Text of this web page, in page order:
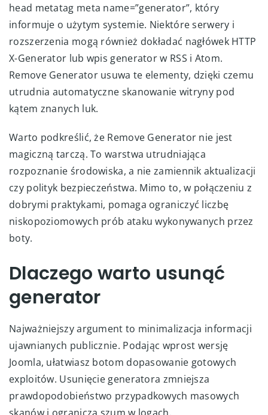
head metatag meta name=”generator”, który
informuje o użytym systemie. Niektóre serwery i
rozszerzenia mogą również dokładać nagłówek HTTP
X-Generator lub wpis generator w RSS i Atom.
Remove Generator usuwa te elementy, dzięki czemu
utrudnia automatyczne skanowanie witryny pod
kątem znanych luk.
Warto podkreślić, że Remove Generator nie jest
magiczną tarczą. To warstwa utrudniająca
rozpoznanie środowiska, a nie zamiennik aktualizacji
czy polityk bezpieczeństwa. Mimo to, w połączeniu z
dobrymi praktykami, pomaga ograniczyć liczbę
niskopoziomowych prób ataku wykonywanych przez
boty.
Dlaczego warto usunąć
generator
Najważniejszy argument to minimalizacja informacji
ujawnianych publicznie. Podając wprost wersję
Joomla, ułatwiasz botom dopasowanie gotowych
exploitów. Usunięcie generatora zmniejsza
prawdopodobieństwo przypadkowych masowych